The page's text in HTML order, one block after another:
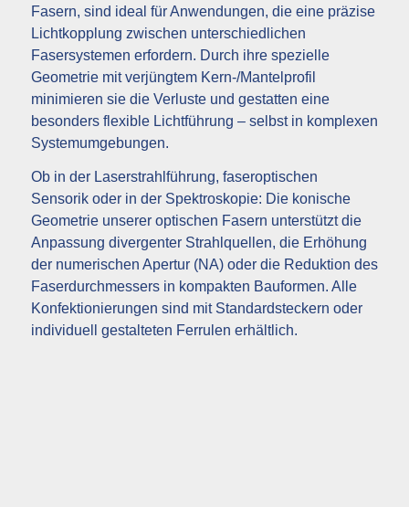
Fasern, sind ideal für Anwendungen, die eine präzise
Lichtkopplung zwischen unterschiedlichen
Fasersystemen erfordern. Durch ihre spezielle
Geometrie mit verjüngtem Kern-/Mantelprofil
minimieren sie die Verluste und gestatten eine
besonders flexible Lichtführung – selbst in komplexen
Systemumgebungen.
Ob in der Laserstrahlführung, faseroptischen
Sensorik oder in der Spektroskopie: Die konische
Geometrie unserer optischen Fasern unterstützt die
Anpassung divergenter Strahlquellen, die Erhöhung
der numerischen Apertur (NA) oder die Reduktion des
Faserdurchmessers in kompakten Bauformen. Alle
Konfektionierungen sind mit Standardsteckern oder
individuell gestalteten Ferrulen erhältlich.